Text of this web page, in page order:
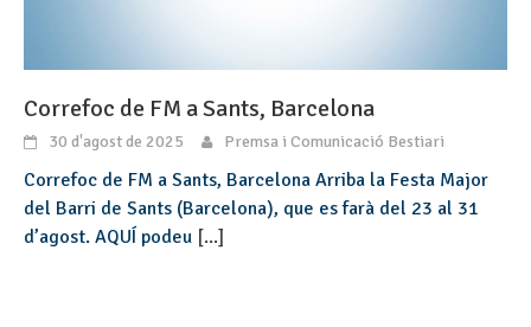
Correfoc de FM a Sants, Barcelona
30 d'agost de 2025 Premsa i Comunicació Bestiari
Correfoc de FM a Sants, Barcelona Arriba la Festa Major
del Barri de Sants (Barcelona), que es farà del 23 al 31
d’agost. AQUÍ podeu [...]